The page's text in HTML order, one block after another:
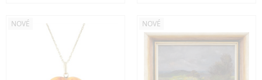
NOVÉ NOVÉ